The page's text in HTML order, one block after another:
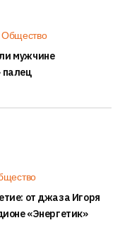
Общество
мужчине
палец
от джаза Игоря
«Энергетик»